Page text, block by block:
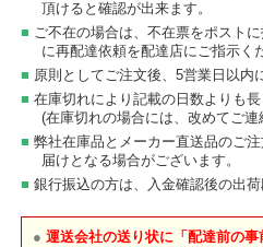
頂けると確認が出来ます。
ご不在の場合は、不在票をポスト
に再配達依頼を配達店にご指示く
原則としてご注文後、5営業日以内
在庫切れにより記載の日数よりも
(在庫切れの場合には、改めてご
弊社在庫品とメーカー直送品のご
届けとなる場合がございます。
銀行振込の方は、入金確認後の出荷
運送会社の送り状に「配達前の